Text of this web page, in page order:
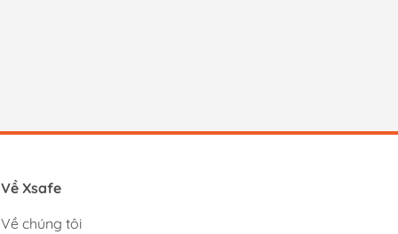
Về Xsafe
Về chúng tôi